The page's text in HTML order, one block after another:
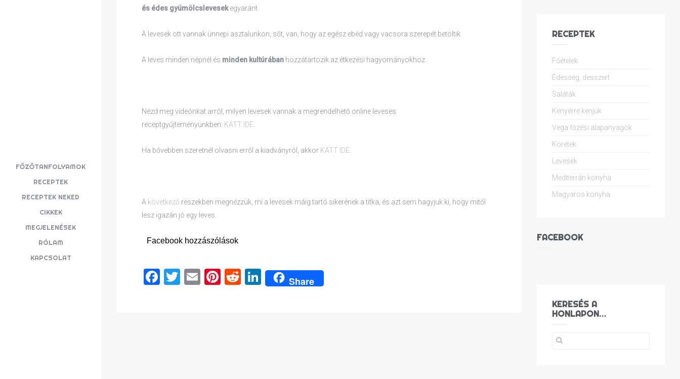
FŐZŐTANFOLYAMOK
RECEPTEK
RECEPTEK NEKED
CIKKEK
MEGJELENÉSEK
RÓLAM
KAPCSOLAT
és édes gyümölcslevesekegyaránt.
A levesek ott vannak ünnepi asztalunkon, sőt, van, hogy az egész ebéd vagy vacsora szerepét betöltik.
A leves minden népnél és minden kultúrában hozzátartozik az étkezési hagyományokhoz.
Nézd meg videónkat arról, milyen levesek vannak a megrendelhető online leveses
receptgyűjteményünkben: KATT IDE
Ha bővebben szeretnél olvasni erről a kiadványról, akkor KATT IDE
A következő részekben megnézzük, mi a levesek máig tartó sikerének a titka, és azt sem hagyjuk ki, hogy mitől
lesz igazán jó egy leves.
Facebook hozzászólások
Facebook
Twitter
EmailPinterest
RedditLinkedIn
Share
RECEPTEK
Főételek
Édesség, desszert
Saláták
Kenyérre kenjük
Vega főzési alapanyagok
Köretek
Levesek
Mediterrán konyha
Magyaros konyha
FACEBOOK
KERESÉS A
HONLAPON…